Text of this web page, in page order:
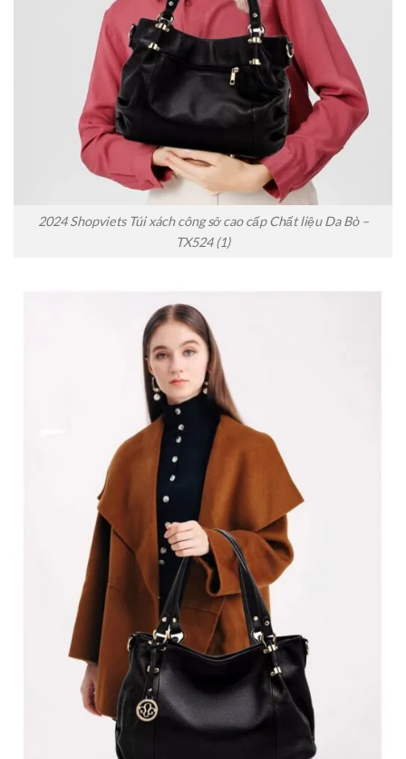
2024 Shopviets Túi xách công sở cao cấp Chất liệu Da Bò –
TX524 (1)